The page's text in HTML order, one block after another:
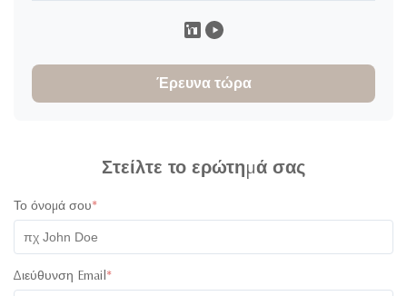
Angeli Caburian
Dec 4.2025
★
Έρευνα τώρα
Στείλτε το ερώτημά σας
Το όνομά σου*
Διεύθυνση Email *